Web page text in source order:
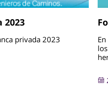
2023
privada 2023